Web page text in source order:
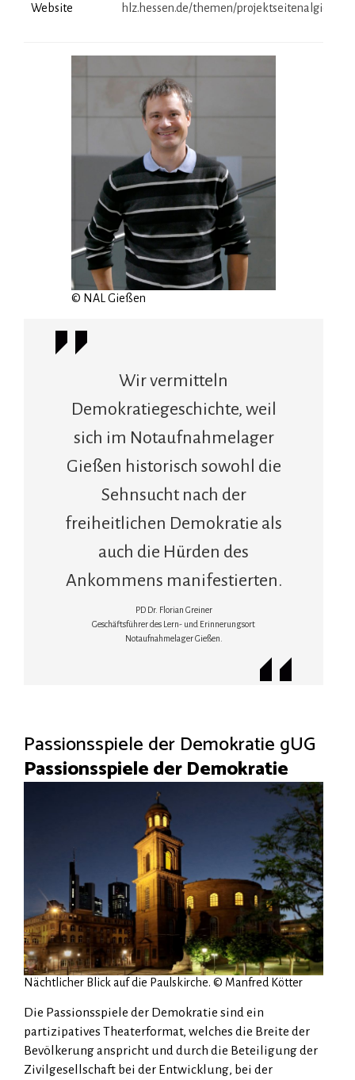
Website hlz.hessen.de/themen/projektseitenalgiessen
© NAL Gießen
Wir vermitteln
Demokratiegeschichte, weil
sich im Notaufnahmelager
Gießen historisch sowohl die
Sehnsucht nach der
freiheitlichen Demokratie als
auch die Hürden des
Ankommens manifestierten.
PD Dr. Florian Greiner
Geschäftsführer des Lern- und Erinnerungsort
Notaufnahmelager Gießen.
Passionsspiele der Demokratie gUG
Passionsspiele der Demokratie
Nächtlicher Blick auf die Paulskirche. © Manfred Kötter
Die Passionsspiele der Demokratie sind ein
partizipatives Theaterformat, welches die Breite der
Bevölkerung anspricht und durch die Beteiligung der
Zivilgesellschaft bei der Entwicklung, bei der